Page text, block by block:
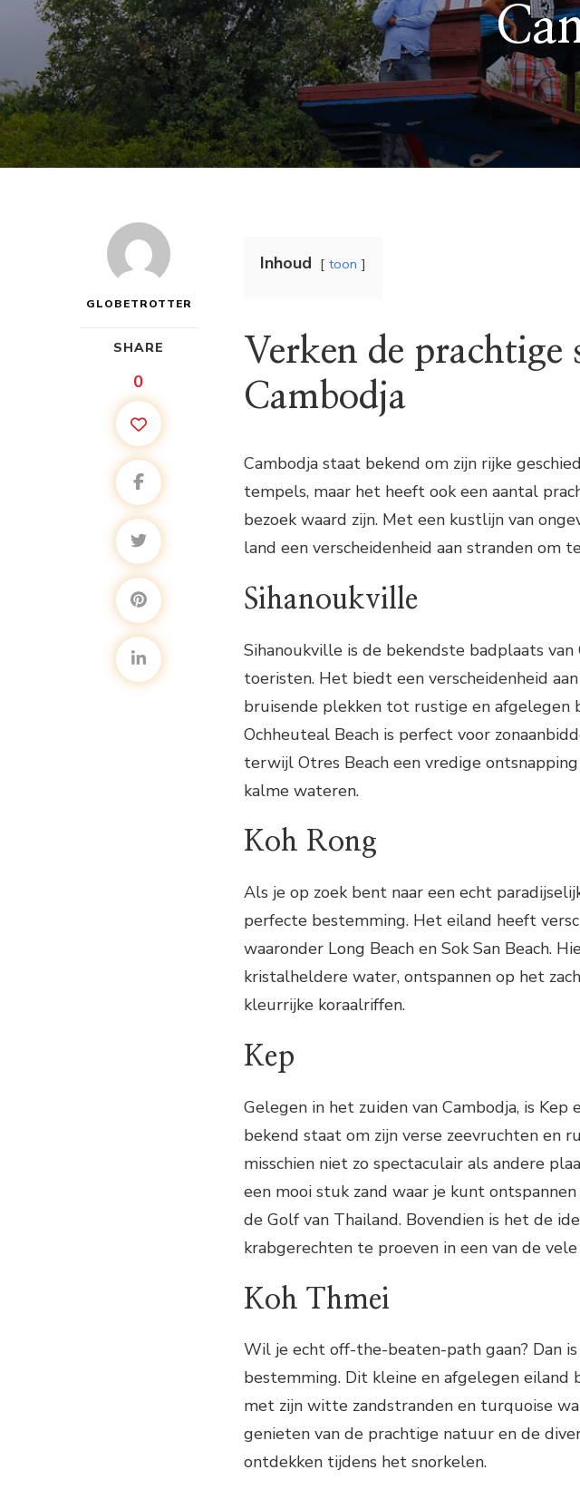
GLOBETROTTER
SHARE
0
Inhoud toon
Verken de prachtige
Cambodja
Cambodja staat bekend om zijn rijke
tempels, maar het heeft ook een aantal
bezoek waard zijn. Met een kustlijn van
land een verscheidenheid aan stranden om
Sihanoukville
Sihanoukville is de bekendste badplaats
toeristen. Het biedt een verscheidenheid
bruisende plekken tot rustige en afgelegen
Ochheuteal Beach is perfect voor
terwijl Otres Beach een vredige
kalme wateren.
Koh Rong
Als je op zoek bent naar een echt
perfecte bestemming. Het eiland heeft
waaronder Long Beach en Sok San Beach.
kristalheldere water, ontspannen op het
kleurrijke koraalriffen.
Kep
Gelegen in het zuiden van Cambodja, is
bekend staat om zijn verse zeevruchten en
misschien niet zo spectaculair als andere
een mooi stuk zand waar je kunt
de Golf van Thailand. Bovendien is het de
krabgerechten te proeven in een van de
Koh Thmei
Wil je echt off-the-beaten-path gaan? Dan
bestemming. Dit kleine en afgelegen eiland
met zijn witte zandstranden en turquoise
genieten van de prachtige natuur en de
ontdekken tijdens het snorkelen.